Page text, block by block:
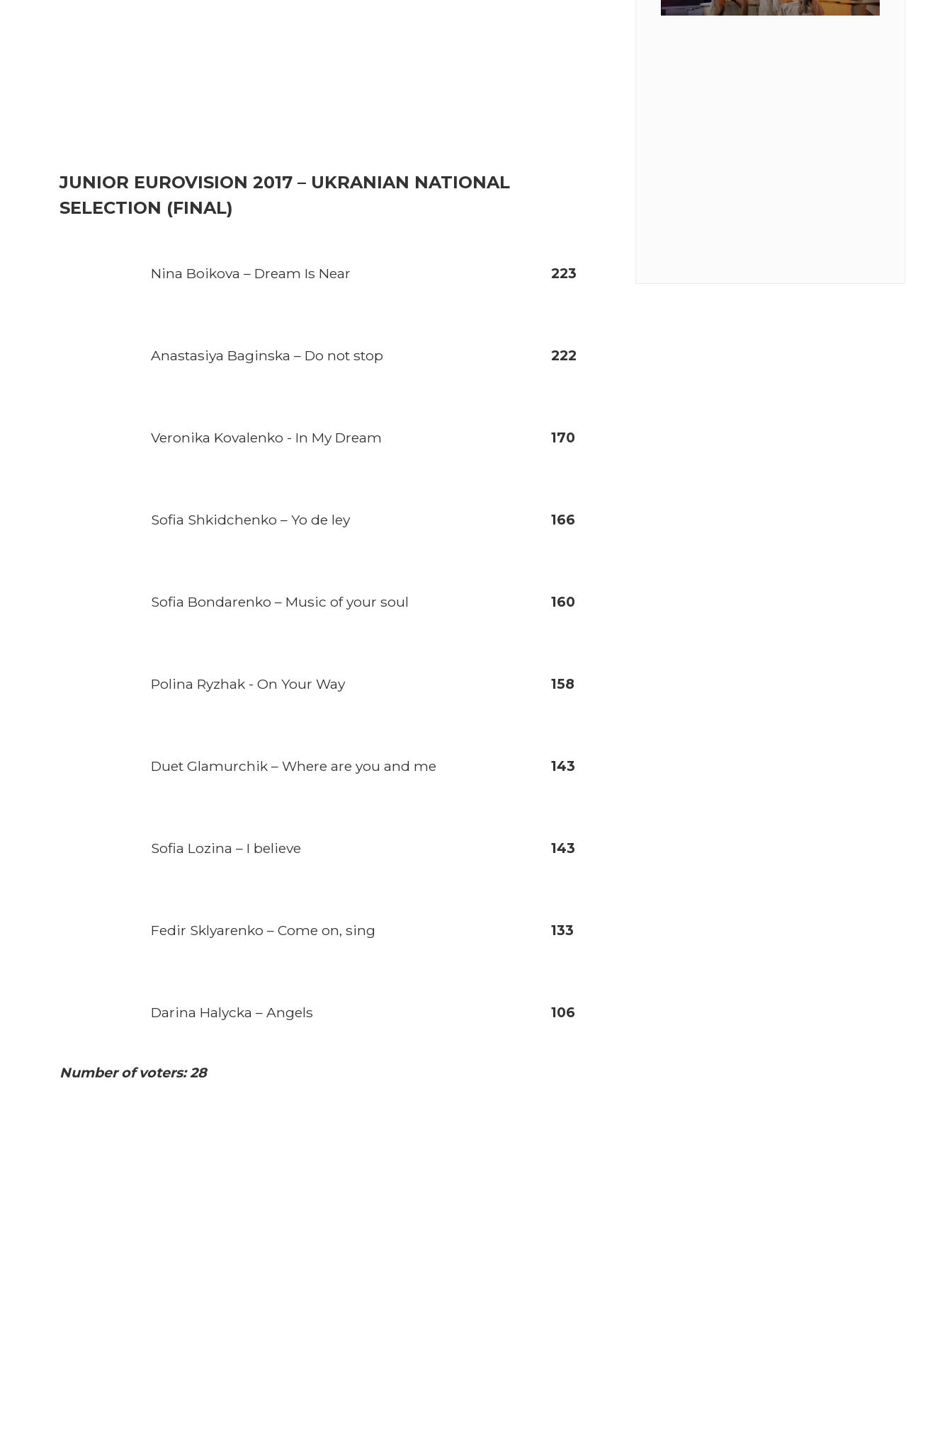
JUNIOR EUROVISION 2017 – UKRANIAN NATIONAL
SELECTION (FINAL)
Nina Boikova – Dream Is Near 223
Anastasiya Baginska – Do not stop 222
Veronika Kovalenko - In My Dream 170
Sofia Shkidchenko – Yo de ley 166
Sofia Bondarenko – Music of your soul 160
Polina Ryzhak - On Your Way 158
Duet Glamurchik – Where are you and me 143
Sofia Lozina – I believe 143
Fedir Sklyarenko – Come on, sing 133
Darina Halycka – Angels 106
Number of voters: 28